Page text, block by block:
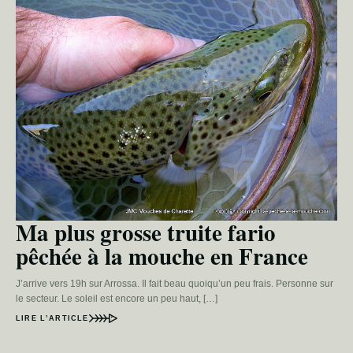
Ma plus grosse truite fario
pêchée à la mouche en France
J’arrive vers 19h sur Arrossa. Il fait beau quoiqu’un peu frais. Personne sur
le secteur. Le soleil est encore un peu haut, […]
LIRE L’ARTICLE